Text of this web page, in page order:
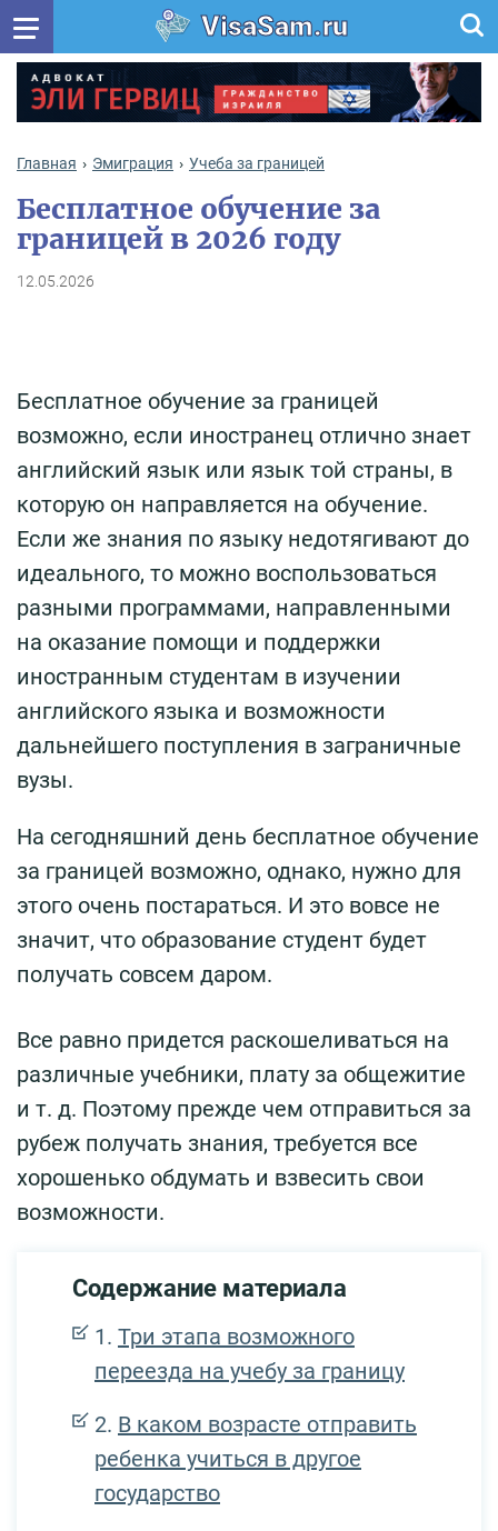
VisaSam.ru
Главная Эмиграция Учеба за границей
Бесплатное обучение за
границей в 2026 году
12.05.2026
Бесплатное обучение за границей
возможно, если иностранец отлично знает
английский язык или язык той страны, в
которую он направляется на обучение.
Если же знания по языку недотягивают до
идеального, то можно воспользоваться
разными программами, направленными
на оказание помощи и поддержки
иностранным студентам в изучении
английского языка и возможности
дальнейшего поступления в заграничные
вузы.
На сегодняшний день бесплатное обучение
за границей возможно, однако, нужно для
этого очень постараться. И это вовсе не
значит, что образование студент будет
получать совсем даром.
Все равно придется раскошеливаться на
различные учебники, плату за общежитие
и т. д. Поэтому прежде чем отправиться за
рубеж получать знания, требуется все
хорошенько обдумать и взвесить свои
возможности.
Содержание материала
Три этапа возможного
переезда на учебу за границу
В каком возрасте отправить
ребенка учиться в другое
государство